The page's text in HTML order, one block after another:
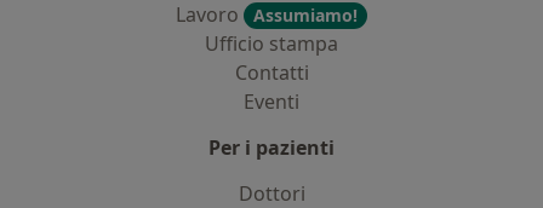
Lavoro
Assumiamo!
Ufficio stampa
Contatti
Eventi
Per i pazienti
Dottori